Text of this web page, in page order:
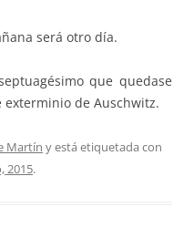
será otro día.
que quedase
de Auschwitz.
Martín y está etiquetada con
2015.